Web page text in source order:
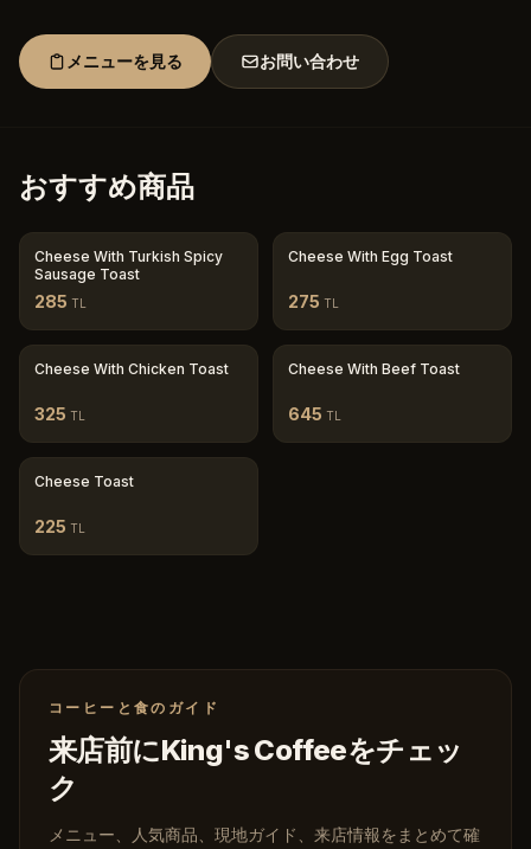
メニューを見る お問い合わせ
おすすめ商品
Cheese With Turkish Spicy
Sausage Toast
285 TL
Cheese With Egg Toast
275 TL
Cheese With Chicken Toast
325 TL
Cheese With Beef Toast
645 TL
Cheese Toast
225 TL
コーヒーと食のガイド
来店前にKing's Coffeeをチェッ
ク
メニュー、人気商品、現地ガイド、来店情報をまとめて確